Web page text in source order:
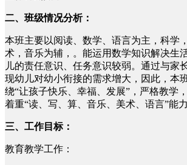
二、班级情况分析：
本班主要以阅读、数学、语言为主，科学
术，音乐为辅，。能运用数学知识解决生
儿的责任意识、任务意识较弱。通过与家
现幼儿对幼小衔接的需求增大，因此，本
绕“让孩子快乐、幸福、发展”，严格教学
着重“读、写、算、音乐、美术、语言”能
三、工作目标：
教育教学工作：